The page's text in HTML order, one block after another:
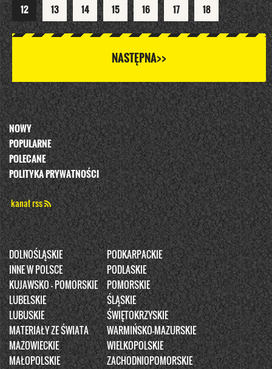
12 13 14 15 16 17 18
NASTĘPNA>>
NOWY
POPULARNE
POLECANE
POLITYKA PRYWATNOŚCI
kanał rss
DOLNOŚLĄSKIE
INNE W POLSCE
KUJAWSKO - POMORSKIE
LUBELSKIE
LUBUSKIE
MATERIAŁY ZE ŚWIATA
MAZOWIECKIE
MAŁOPOLSKIE
PODKARPACKIE
PODLASKIE
POMORSKIE
ŚLĄSKIE
ŚWIĘTOKRZYSKIE
WARMIŃSKO-MAZURSKIE
WIELKOPOLSKIE
ZACHODNIOPOMORSKIE